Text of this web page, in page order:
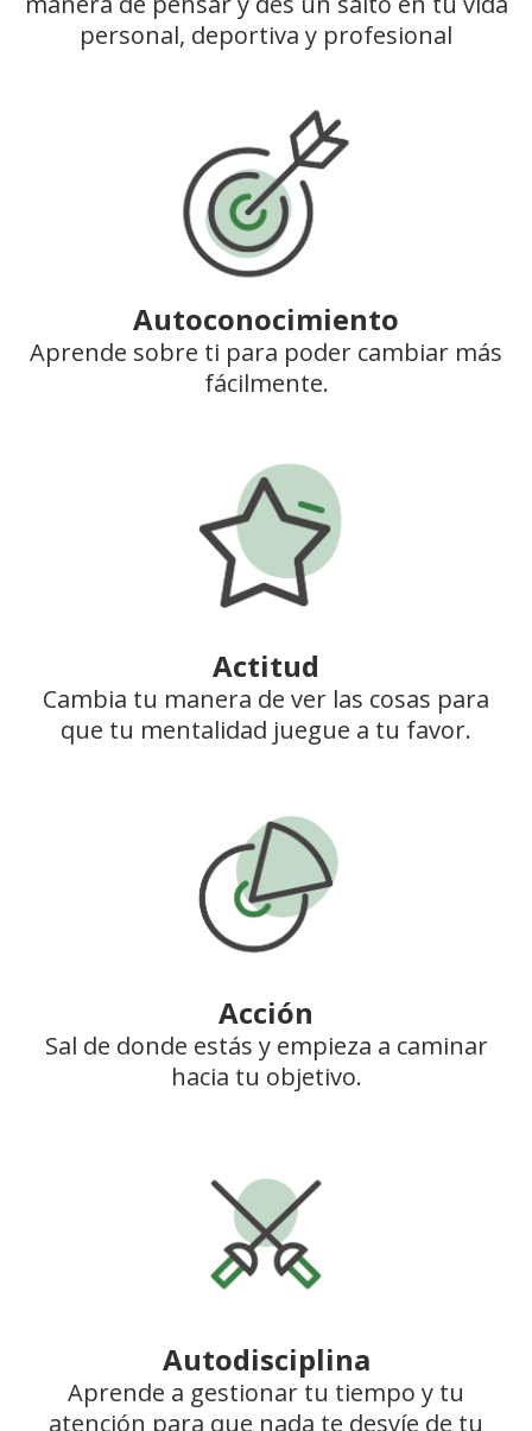
personal, deportiva y profesional
Autoconocimiento
Aprende sobre ti para poder cambiar más
fácilmente.
Actitud
Cambia tu manera de ver las cosas para
que tu mentalidad juegue a tu favor.
Acción
Sal de donde estás y empieza a caminar
hacia tu objetivo.
Autodisciplina
Aprende a gestionar tu tiempo y tu
atención para que nada te desvíe de tu